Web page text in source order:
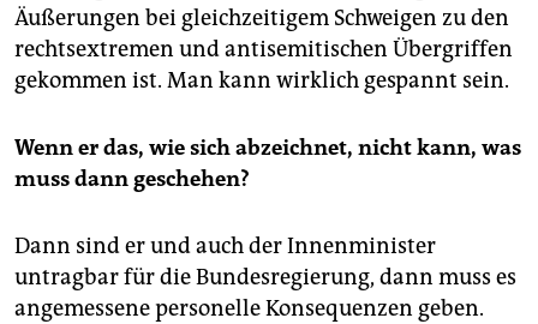
Äußerungen bei gleichzeitigem Schweigen zu den
rechtsextremen und antisemitischen Übergriffen
gekommen ist. Man kann wirklich gespannt sein.
Wenn er das, wie sich abzeichnet, nicht kann, was
muss dann geschehen?
Dann sind er und auch der Innenminister
untragbar für die Bundesregierung, dann muss es
angemessene personelle Konsequenzen geben.